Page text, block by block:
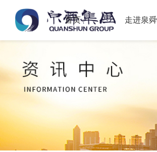
首页 走进泉舜